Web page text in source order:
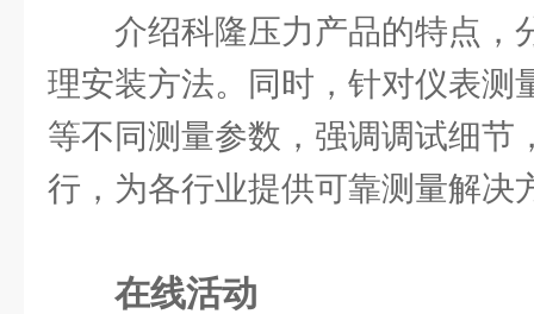
介绍科隆压力产品的特点，
理安装方法。同时，针对仪表测
等不同测量参数，强调调试细节
行，为各行业提供可靠测量解决
在线活动